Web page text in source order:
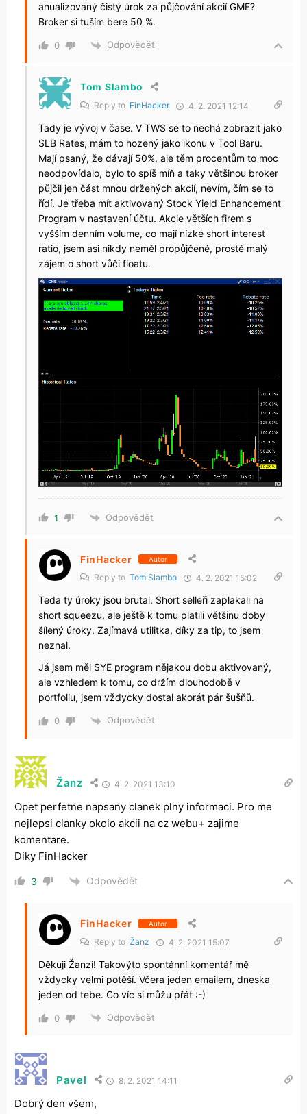
anualizovaný čistý úrok za půjčování akcií GME?
Broker si tuším bere 50 %.
0 Odpovědět
Tom Slambo
Reply to FinHacker 4. 2. 2021 12:14
Tady je vývoj v čase. V TWS se to nechá zobrazit jako
SLB Rates, mám to hozený jako ikonu v Tool Baru.
Mají psaný, že dávají 50%, ale těm procentům to moc
neodpovídalo, bylo to spíš míň a taky většinou broker
půjčil jen část mnou držených akcií, nevím, čím se to
řídí. Je třeba mít aktivovaný Stock Yield Enhancement
Program v nastavení účtu. Akcie větších firem s
vyšším denním volume, co mají nízké short interest
ratio, jsem asi nikdy neměl propůjčené, prostě malý
zájem o short vůči floatu.
1 Odpovědět
FinHacker Autor
Reply to Tom Slambo 4. 2. 2021 15:02
Teda ty úroky jsou brutal. Short selleři zaplakali na
short squeezu, ale ještě k tomu platili většinu doby
šílený úroky. Zajímavá utilitka, díky za tip, to jsem
neznal.
Já jsem měl SYE program nějakou dobu aktivovaný,
ale vzhledem k tomu, co držím dlouhodobě v
portfoliu, jsem vždycky dostal akorát pár šušňů.
0 Odpovědět
Žanz 4. 2. 2021 13:10
Opet perfetne napsany clanek plny informaci. Pro me
nejlepsi clanky okolo akcii na cz webu+ zajime
komentare.
Diky FinHacker
3 Odpovědět
FinHacker Autor
Reply to Žanz 4. 2. 2021 15:07
Děkuji Žanzi! Takovýto spontánní komentář mě
vždycky velmi potěší. Včera jeden emailem, dneska
jeden od tebe. Co víc si můžu přát :-)
0 Odpovědět
Pavel 8. 2. 2021 14:11
Dobrý den všem,